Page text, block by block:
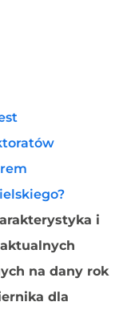
i
na dany rok
dla